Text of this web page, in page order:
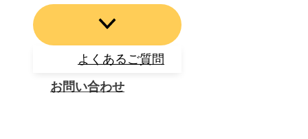
よくあるご質問
お問い合わせ